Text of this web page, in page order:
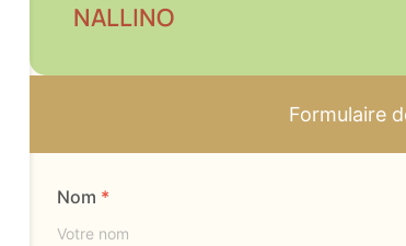
NALLINO
Formulaire
Nom